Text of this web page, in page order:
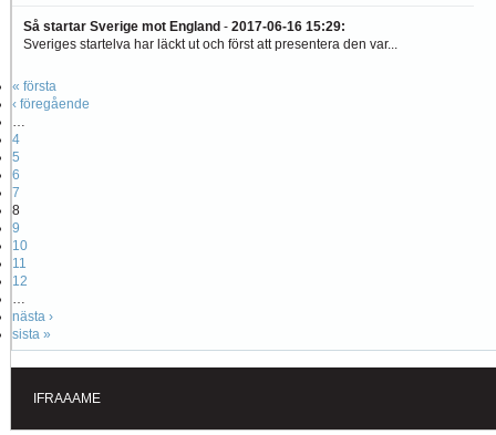
Så startar Sverige mot England - 2017-06-16 15:29:
Sveriges startelva har läckt ut och först att presentera den var...
« första
‹ föregående
…
4
5
6
7
8
9
10
11
12
…
nästa ›
sista »
IFRAAAME